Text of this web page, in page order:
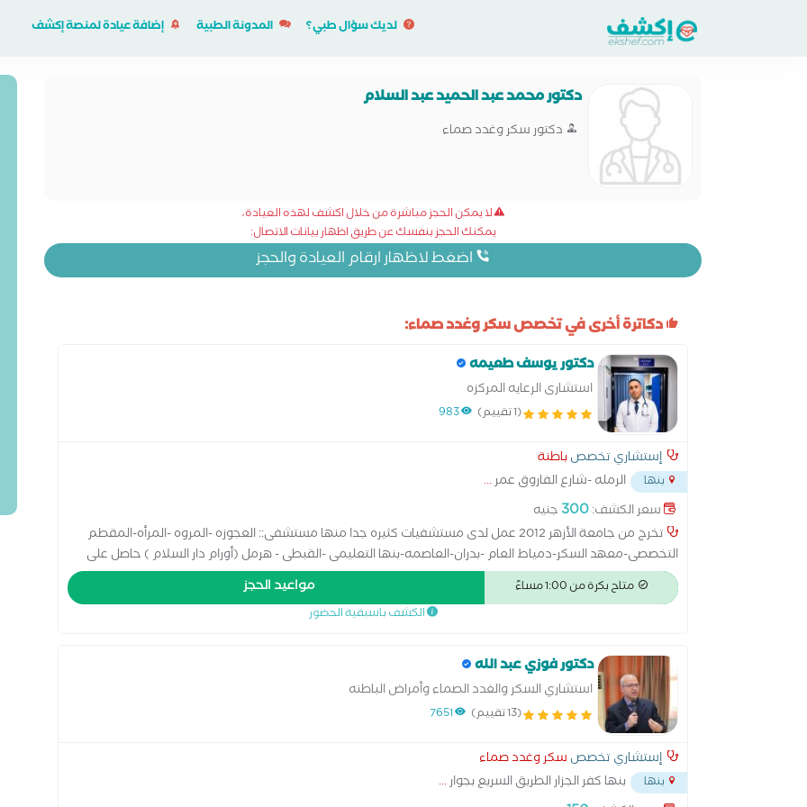
لديك سؤال طبي؟ المدونة الطبية إضافة عيادة لمنصة إكشف
دكتور محمد عبد الحميد عبد السلام
دكتور سكر وغدد صماء
لا يمكن الحجز مباشرة من خلال اكشف لهذه العيادة،
يمكنك الحجز بنفسك عن طريق اظهار بيانات الاتصال:
اضغط لاظهار ارقام العيادة والحجز
دكاترة أخرى في تخصص سكر وغدد صماء:
دكتور يوسف طعيمه
استشارى الرعايه المركزه
(1 تقييم) 983
إستشاري تخصصباطنة
بنها الرمله -شارع الفاروق عمر...
سعر الكشف:300 جنيه
تخرج من جامعة الأزهر 2012 عمل لدى مستشفيات كثيره جدا منها مستشفى:: العجوزه -المروه -المرأه-المقطم
التخصصى-معهد السكر-دمياط العام -بدران-العاصمه-بنها التعليمى -القبطى - هرمل (أورام دار السلام ) حاصل على
الزماله المصريه ( البورد المصرى) فى رعاية امراض الحالات الحرجه
متاح بكرة من 1:00 مساءً مواعيد الحجز
الكشف باسبقية الحضور
دكتور فوزي عبد الله
استشاري السكر والغدد الصماء وأمراض الباطنه
(13 تقييم) 7651
إستشاري تخصص سكر وغدد صماء
بنها بنها كفر الجزار الطريق السريع بجوار...